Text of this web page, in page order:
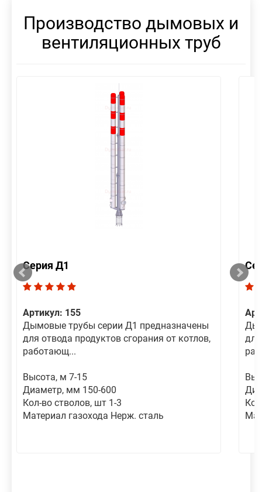
Производство дымовых и
вентиляционных труб
Серия Д1
Артикул: 155
Дымовые трубы серии Д1 предназначены
для отвода продуктов сгорания от котлов,
работающ...
Высота, м 7-15
Диаметр, мм 150-600
Кол-во стволов, шт 1-3
Материал газохода Нерж. сталь